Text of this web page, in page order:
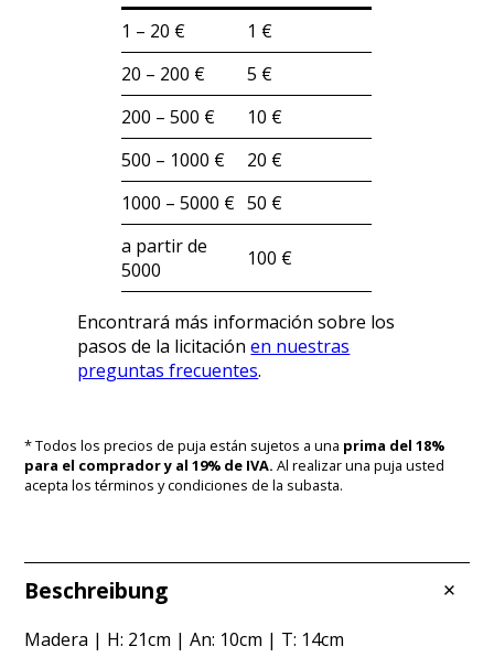
1 – 20 €
1 €
20 – 200 €
5 €
200 – 500 €
10 €
500 – 1000 €
20 €
1000 – 5000 € 50 €
a partir de
5000
100 €
Encontrará más información sobre los
pasos de la licitaciónen nuestras
preguntas frecuentes.
* Todos los precios de puja están sujetos a una prima del 18%
para el comprador y al 19% de IVA. Al realizar una puja usted
acepta los términos y condiciones de la subasta.
Beschreibung
Madera | H: 21cm | An: 10cm | T: 14cm